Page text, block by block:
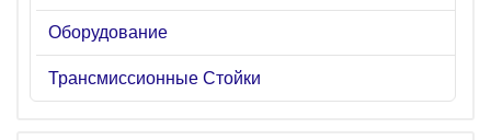
Оборудование
Трансмиссионные Стойки